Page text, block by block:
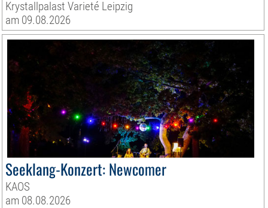
Krystallpalast Varieté Leipzig
am 09.08.2026
Seeklang-Konzert: Newcomer
KAOS
am 08.08.2026